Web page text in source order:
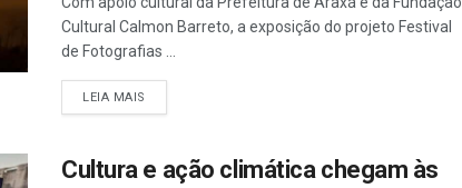
Cultural Calmon Barreto, a exposição do projeto Festival
de Fotografias ...
LEIA MAIS
Cultura e ação climática chegam às